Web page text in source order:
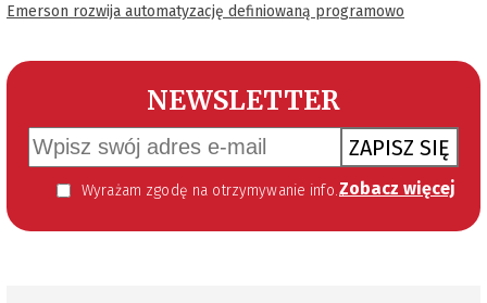
Emerson rozwija automatyzację definiowaną programowo
NEWSLETTER
ZAPISZ SIĘ
Wyrażam zgodę na otrzymywanie informacji handlowej kierowanej do mnie za pomocą środków komunikacji elektronicznej w szczególności poczty elektronicznej zgodnie z przepisem art. 10 ust 2 ustawy z dnia 18 lipca 2002 roku o świadczeniu usług drogą elektroniczną (Dz. U. 144 z 2002 r. poz. 1204). Zgoda jest dobrowolna, jednak jej wyrażenie jest konieczne, aby otrzymywać newsletter. Zobacz więcej